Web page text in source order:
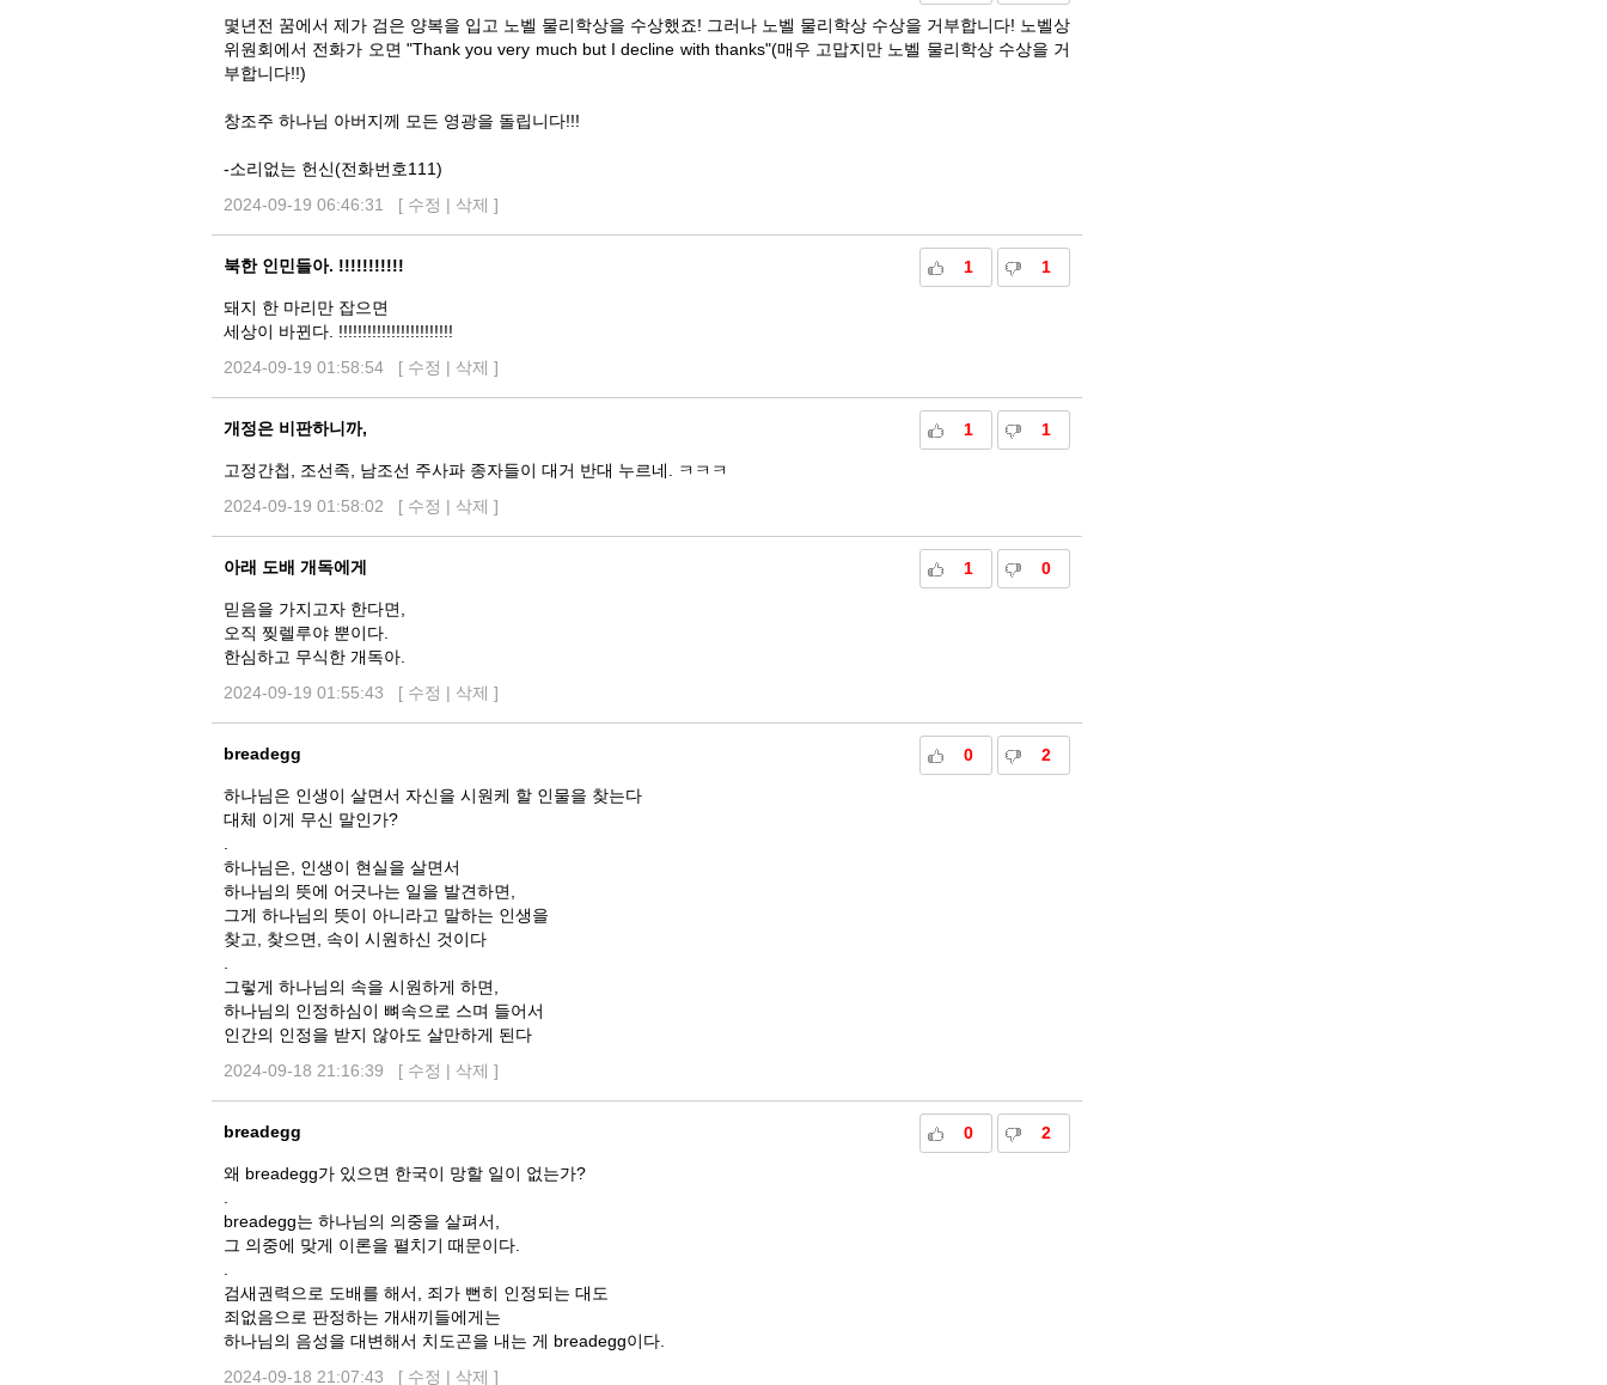
몇년전 꿈에서 제가 검은 양복을 입고 노벨 물리학상을 수상했죠! 그러나 노벨 물리학상 수상을 거부합니다! 노벨상
위원회에서 전화가 오면 "Thank you very much but I decline with thanks"(매우 고맙지만 노벨 물리학상 수상을 거
부합니다!!)
창조주 하나님 아버지께 모든 영광을 돌립니다!!!
-소리없는 헌신(전화번호111)
2024-09-19 06:46:31 [ 수정 | 삭제 ]
1 1
북한 인민들아. !!!!!!!!!!!
돼지 한 마리만 잡으면
세상이 바뀐다. !!!!!!!!!!!!!!!!!!!!!!!!
2024-09-19 01:58:54 [ 수정 | 삭제 ]
1 1
개정은 비판하니까,
고정간첩, 조선족, 남조선 주사파 종자들이 대거 반대 누르네. ㅋㅋㅋ
2024-09-19 01:58:02 [ 수정 | 삭제 ]
1 0
아래 도배 개독에게
믿음을 가지고자 한다면,
오직 찢렐루야 뿐이다.
한심하고 무식한 개독아.
2024-09-19 01:55:43 [ 수정 | 삭제 ]
0 2
breadegg
하나님은 인생이 살면서 자신을 시원케 할 인물을 찾는다
대체 이게 무신 말인가?
하나님은, 인생이 현실을 살면서
하나님의 뜻에 어긋나는 일을 발견하면,
그게 하나님의 뜻이 아니라고 말하는 인생을
찾고, 찾으면, 속이 시원하신 것이다
그렇게 하나님의 속을 시원하게 하면,
하나님의 인정하심이 뼈속으로 스며 들어서
인간의 인정을 받지 않아도 살만하게 된다
2024-09-18 21:16:39 [ 수정 | 삭제 ]
0 2
breadegg
왜 breadegg가 있으면 한국이 망할 일이 없는가?
breadegg는 하나님의 의중을 살펴서,
그 의중에 맞게 이론을 펼치기 때문이다.
검새권력으로 도배를 해서, 죄가 뻔히 인정되는 대도
죄없음으로 판정하는 개새끼들에게는
하나님의 음성을 대변해서 치도곤을 내는 게 breadegg이다.
2024-09-18 21:07:43 [ 수정 | 삭제 ]